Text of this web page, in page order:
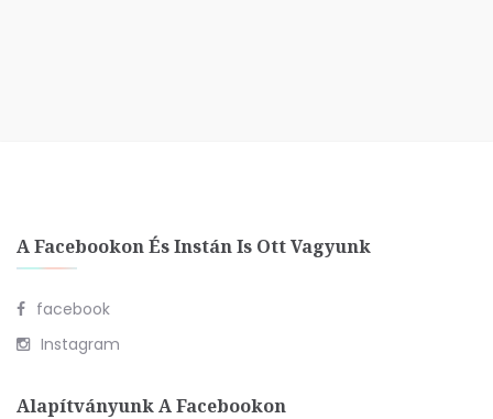
A Facebookon És Instán Is Ott Vagyunk
facebook
Instagram
Alapítványunk A Facebookon